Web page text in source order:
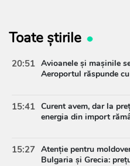
Toate știrile
20:51 Avioanele și mașinile
Aeroportul răspunde
15:41 Curent avem, dar la
energia din import
15:27 Atenție pentru
Bulgaria și Grecia: